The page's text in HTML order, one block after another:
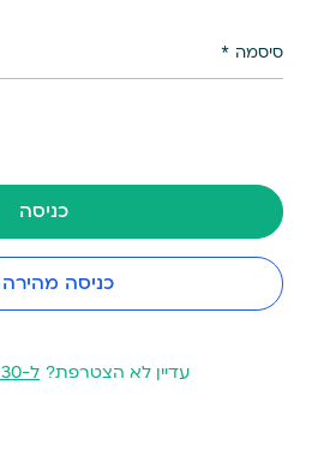
סיסמה
כניסה
כניסה מהירה
עדיין לא הצטרפת? ל-30 ימי נסיון חינם